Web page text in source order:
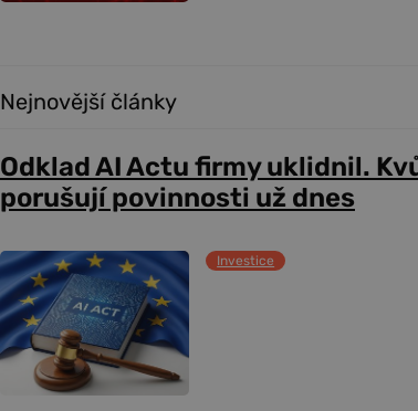
Nejnovější články
Odklad AI Actu firmy uklidnil.
porušují povinnosti už dnes
Investice